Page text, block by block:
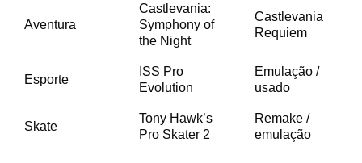
Aventura
Castlevania:
Symphony of
the Night
Castlevania
Requiem
Esporte
ISS Pro
Evolution
Emulação /
usado
Skate
Tony Hawk’s
Pro Skater 2
Remake /
emulação